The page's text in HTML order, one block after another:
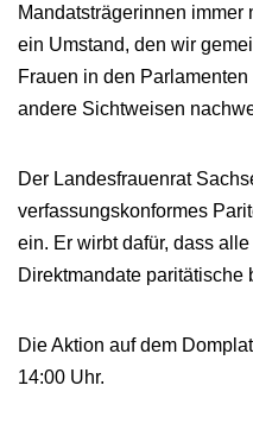
Mandatsträgerinnen immer
ein Umstand, den wir
Frauen in den
andere Sichtweisen
Der Landesfrauenrat
verfassungskonformes
ein. Er wirbt dafür, dass
Direktmandate paritätische
Die Aktion auf dem
14:00 Uhr.